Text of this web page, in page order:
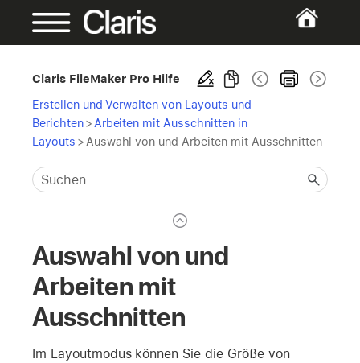
Claris FileMaker Pro Hilfe
Erstellen und Verwalten von Layouts und
Berichten> Arbeiten mit Ausschnitten in
Layouts > Auswahl von und Arbeiten mit Ausschnitten
Auswahl von und
Arbeiten mit
Ausschnitten
Im Layoutmodus können Sie die Größe von